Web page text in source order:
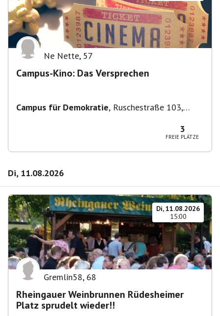
Ne Nette, 57
Campus-Kino: Das Versprechen
Campus für Demokratie, Ruschestraße 103,
3
FREIE PLÄTZE
Di, 11.08.2026
Di, 11.08.2026
15:00
Gremlin58, 68
Rheingauer Weinbrunnen Rüdesheimer
Platz sprudelt wieder!!